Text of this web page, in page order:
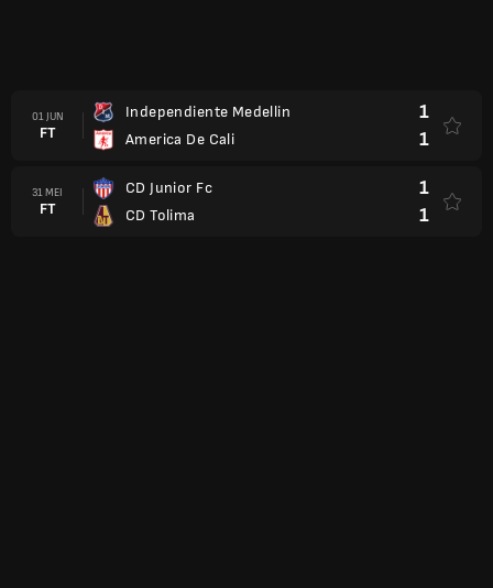
01 JUN
FT
Independiente Medellin
America De Cali
1
1
31 MEI
FT
CD Junior Fc
CD Tolima
1
1